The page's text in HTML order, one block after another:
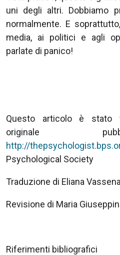
uni degli altri. Dobbiamo
normalmente. E
media, ai politici e agli
parlate di panico!
Questo articolo è stato
originale
http://
Psychological Society
Traduzione di Eliana Vassena
Revisione di Maria
Riferimenti bibliografici